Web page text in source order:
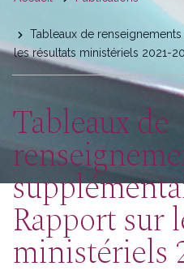
are
here
Tableaux de
les résultats ministériels 2021-
Tableaux de
Rapport sur
ministériels